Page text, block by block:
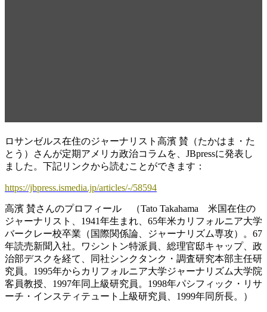
ロサンゼルス在住のジャーナリスト高濱 賛（たかはま・た
とう）さんが定期アメリカ政治コラムを、JBpressに発表し
ました。下記リンクから読むことができます：
https://jbpress.ismedia.jp/articles/-/58594
高濱 賛さんのプロフィール （Tato Takahama 米国在住の
ジャーナリスト、1941年生まれ、65年米カリフォルニア大学
バークレー校卒業（国際関係論、ジャーナリズム専攻）。67
年読売新聞入社。ワシントン特派員、総理官邸キャップ、政
治部デスクを経て、同社シンクタンク・調査研究本部主任研
究員。1995年からカリフォルニア大学ジャーナリズム大学院
客員教授、1997年同上級研究員。1998年パシフィック・リサ
ーチ・インスティテュート上級研究員、1999年同所長。）